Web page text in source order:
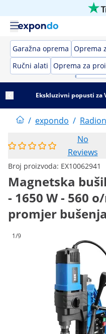
Garažna oprema Oprema
Ručni alati Oprema za
Ekskluzivni popusti za
/ expondo /
No
Reviews
Broj proizvoda: EX10062941
Magnetska
- 1650 W - 560
promjer
1/9